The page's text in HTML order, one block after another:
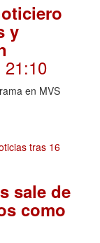
y
21:10
en MVS
sale de
como